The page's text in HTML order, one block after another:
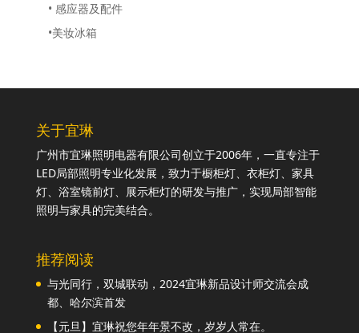
• 感应器及配件
•美妆冰箱
关于宜琳
广州市宜琳照明电器有限公司创立于2006年，一直专注于
LED局部照明专业化发展，致力于橱柜灯、衣柜灯、家具
灯、浴室镜前灯、展示柜灯的研发与推广，实现局部智能
照明与家具的完美结合。
推荐阅读
与光同行，双城联动，2024宜琳新品设计师交流会成
都、哈尔滨首发
【元旦】宜琳祝您年年景不改，岁岁人常在。